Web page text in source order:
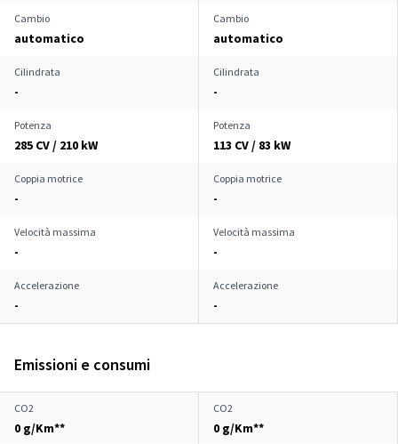
Cambio
automatico
Cambio
automatico
Cilindrata
-
Cilindrata
-
Potenza
285 CV / 210 kW
Potenza
113 CV / 83 kW
Coppia motrice
-
Coppia motrice
-
Velocità massima
-
Velocità massima
-
Accelerazione
-
Accelerazione
-
Emissioni e consumi
CO2
0 g/Km**
CO2
0 g/Km**